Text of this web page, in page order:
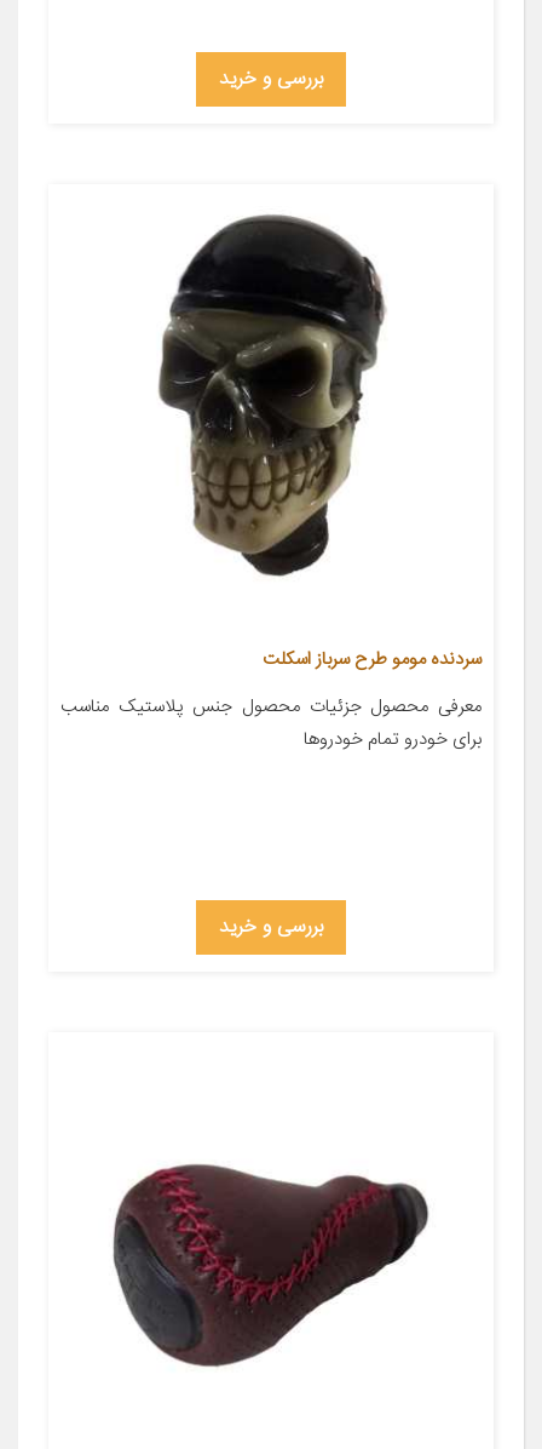
بررسی و خرید
سردنده مومو طرح سرباز اسکلت
معرفی محصول جزئیات محصول جنس پلاستیک مناسب
برای خودرو تمام خودروها
بررسی و خرید